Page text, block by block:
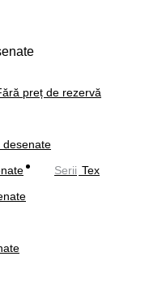
preț de rezervă
desenate
Serii Tex